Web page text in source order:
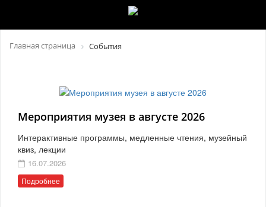
Главная страница События
Мероприятия музея в августе 2026
Интерактивные программы, медленные чтения, музейный
квиз, лекции
16.07.2026
Подробнее